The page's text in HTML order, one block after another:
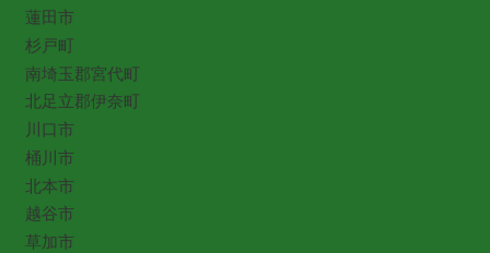
蓮田市
杉戸町
南埼玉郡宮代町
北足立郡伊奈町
川口市
桶川市
北本市
越谷市
草加市